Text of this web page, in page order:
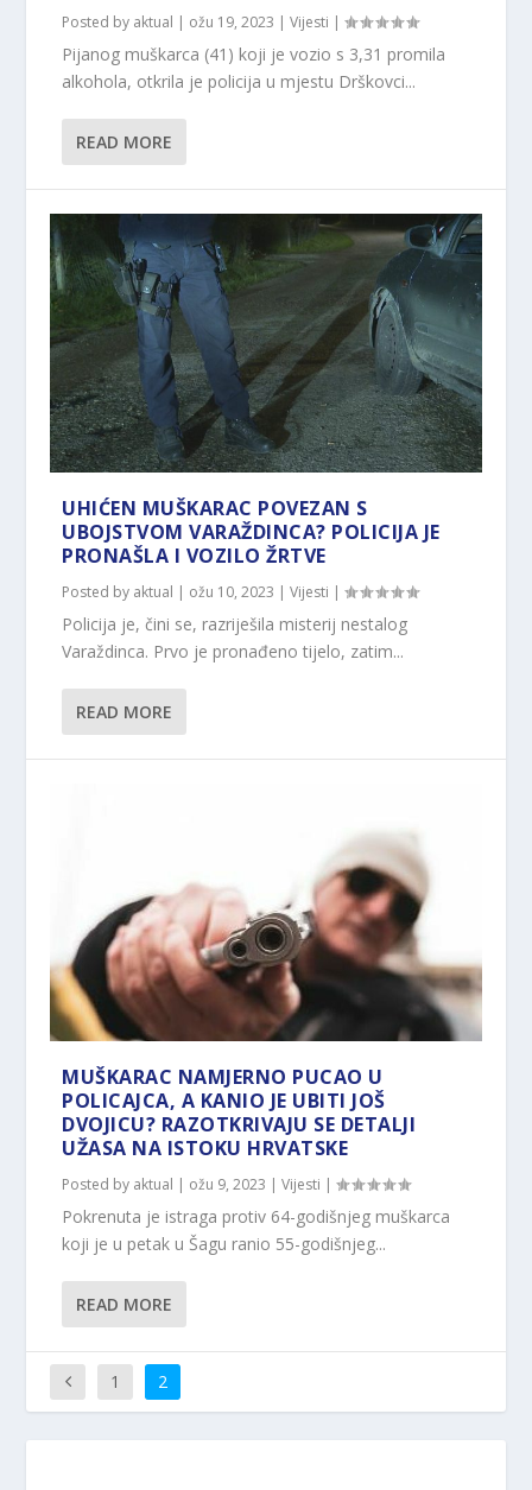
Posted by aktual | ožu 19, 2023 |Vijesti |
Pijanog muškarca (41) koji je vozio s 3,31 promila
alkohola, otkrila je policija u mjestu Drškovci...
READ MORE
UHIĆEN MUŠKARAC POVEZAN S
UBOJSTVOM VARAŽDINCA? POLICIJA JE
PRONAŠLA I VOZILO ŽRTVE
Posted by aktual | ožu 10, 2023 |Vijesti |
Policija je, čini se, razriješila misterij nestalog
Varaždinca. Prvo je pronađeno tijelo, zatim...
READ MORE
MUŠKARAC NAMJERNO PUCAO U
POLICAJCA, A KANIO JE UBITI JOŠ
DVOJICU? RAZOTKRIVAJU SE DETALJI
UŽASA NA ISTOKU HRVATSKE
Posted by aktual | ožu 9, 2023 |Vijesti |
Pokrenuta je istraga protiv 64-godišnjeg muškarca
koji je u petak u Šagu ranio 55-godišnjeg...
READ MORE
1 2